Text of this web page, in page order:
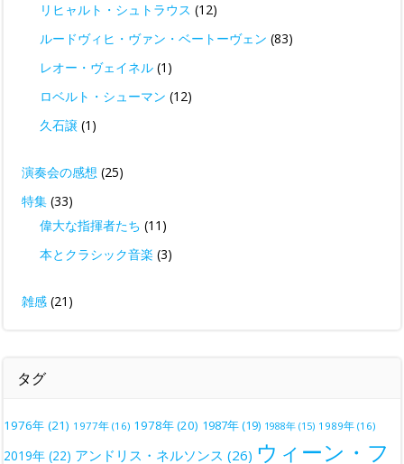
リヒャルト・シュトラウス (12)
ルードヴィヒ・ヴァン・ベートーヴェン (83)
レオー・ヴェイネル (1)
ロベルト・シューマン (12)
久石譲 (1)
演奏会の感想 (25)
特集 (33)
偉大な指揮者たち (11)
本とクラシック音楽 (3)
雑感 (21)
タグ
1976年 (21) 1977年 (16) 1978年(20) 1987年(19) 1988年 (15) 1989年 (16)
2019年 (22) アンドリス・ネルソンス (26) ウィーン・フ